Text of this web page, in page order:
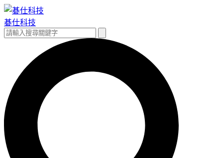
跳
至
主
碁仕科技
搜